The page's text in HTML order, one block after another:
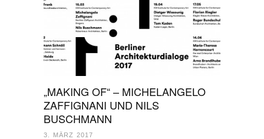
„MAKING OF“ – MICHELANGELO
ZAFFIGNANI UND NILS
BUSCHMANN
3. MÄRZ 2017